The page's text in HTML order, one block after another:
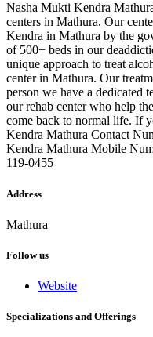
Nasha Mukti Kendra
centers in Mathura. Our
Kendra in Mathura by the
of 500+ beds in our
unique approach to treat
center in Mathura. Our
person we have a dedicated
our rehab center who help
come back to normal life. If
Kendra Mathura Contact
Kendra Mathura Mobile
119-0455
Address
Mathura
Follow us
Website
Specializations and Offerings